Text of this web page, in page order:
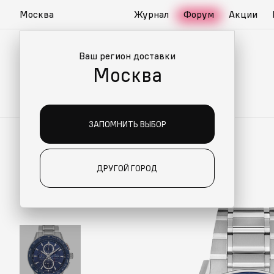
Москва
Ваш регион доставки
Москва
ЗАПОМНИТЬ ВЫБОР
ДРУГОЙ ГОРОД
Журнал Форум Акции
ДЛЯ ВАС